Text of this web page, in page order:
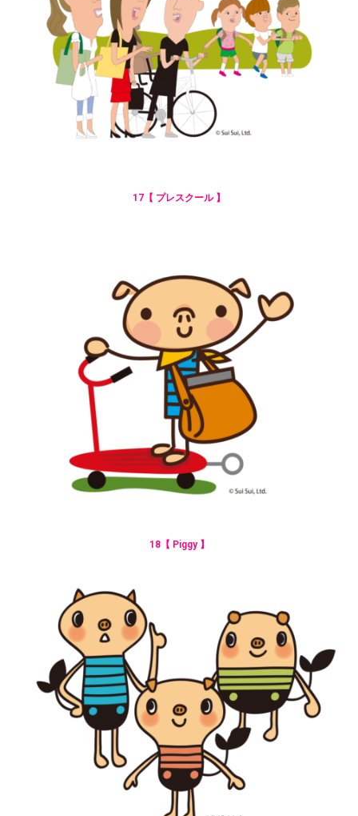
17【 プレスクール 】
18【 Piggy 】